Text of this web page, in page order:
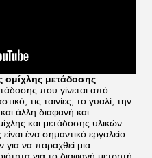
ομίχλης μετάδοσης
που γίνεται από
τις ταινίες, το γυαλί, την
άλλη διαφανή και
και μετάδοσης υλικών.
ένα σημαντικό εργαλείο
να παραχθεί μια